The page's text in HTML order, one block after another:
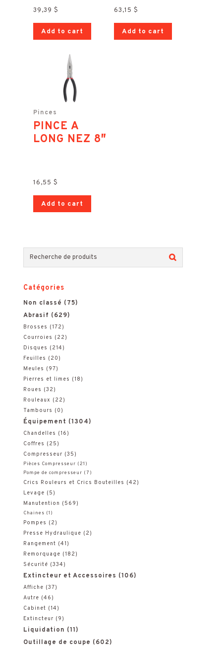
39,39 $
Add to cart
63,15$
Add to cart
Pinces
PINCE A
LONG NEZ 8″
16,55 $
Add to cart
c
e
r
c
h
e
p
o
u
r
:
Catégories
Non classé (75)
Abrasif (629)
Brosses (172)
Courroies (22)
Disques (214)
Feuilles (20)
Meules (97)
Pierres et limes (18)
Roues (32)
Rouleaux (22)
Tambours (0)
Équipement (1304)
Chandelles (16)
Coffres (25)
Compresseur (35)
Pièces Compresseur (21)
Pompe de compresseur (7)
Crics Rouleurs et Crics Bouteilles (42)
Levage (5)
Manutention (569)
Chaines (1)
Pompes (2)
Presse Hydraulique (2)
Rangement (41)
Remorquage (182)
Sécurité (334)
Extincteur et Accessoires (106)
Affiche (37)
Autre (46)
Cabinet (14)
Extincteur (9)
Liquidation (11)
Outillage de coupe (602)